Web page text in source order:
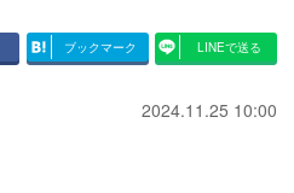
ブックマーク LINEで送る
2024.11.25 10:00